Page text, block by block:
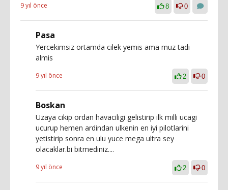
9 yıl önce 8 0
Pasa
Yercekimsiz ortamda cilek yemis ama muz tadi
almis
9 yıl önce 2 0
Boskan
Uzaya cikip ordan havaciligi gelistirip ilk milli ucagi
ucurup hemen ardindan ulkenin en iyi pilotlarini
yetistirip sonra en ulu yuce mega ultra sey
olacaklar.bi bitmediniz....
9 yıl önce 2 0